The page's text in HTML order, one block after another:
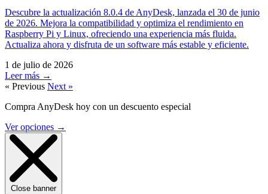
Descubre la actualización 8.0.4 de AnyDesk, lanzada el 30 de junio
de 2026. Mejora la compatibilidad y optimiza el rendimiento en
Raspberry Pi y Linux, ofreciendo una experiencia más fluida.
Actualiza ahora y disfruta de un software más estable y eficiente.
1 de julio de 2026
Leer más →
« Previous Next »
Compra AnyDesk hoy con un descuento especial
Ver opciones →
Close banner